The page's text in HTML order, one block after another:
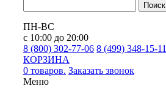
Поиск
ПН-ВС
с 10:00 до 20:00
8 (800) 302-77-06 8 (499) 348-15-11
КОРЗИНА
0 товаров. Заказать звонок
Меню